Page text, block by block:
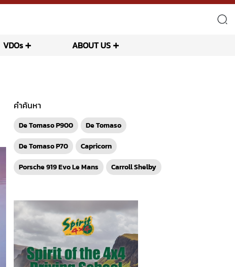
VDOs ABOUT US
คำค้นหา
De Tomaso P900
De Tomaso
De Tomaso P70
Capricorn
Porsche 919 Evo Le Mans
Carroll Shelby